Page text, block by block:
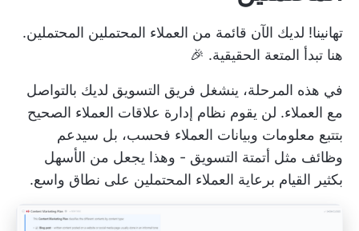
تهانينا! لديك الآن قائمة من العملاء المحتملين المحتملين.
هنا تبدأ المتعة الحقيقية. 🎉
في هذه المرحلة، ينشغل فريق التسويق لديك بالتواصل
مع العملاء. لن يقوم نظام إدارة علاقات العملاء الصحيح
بتتبع معلومات وبيانات العملاء فحسب، بل سيدعم
وظائف مثل أتمتة التسويق - وهذا يجعل من الأسهل
بكثير القيام برعاية العملاء المحتملين على نطاق واسع.